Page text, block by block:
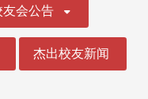
友会公告
杰出校友新闻